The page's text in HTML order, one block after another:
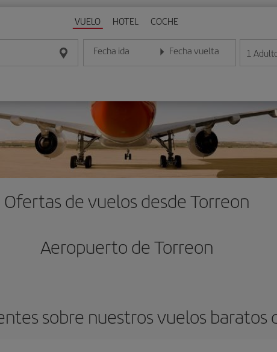
VUELO HOTEL COCHE
Fecha ida
Introduce la fecha en formato día/mes/año
Fecha vuelta
Introduce la fecha en formato día/
1
Ofertas de vuelos desde Torreon
Aeropuerto de Torreon
sobre nuestros vuelos baratos